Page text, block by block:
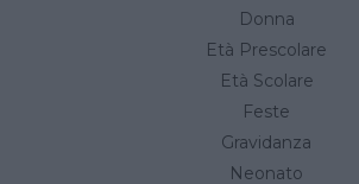
Donna
Età Prescolare
Età Scolare
Feste
Gravidanza
Neonato